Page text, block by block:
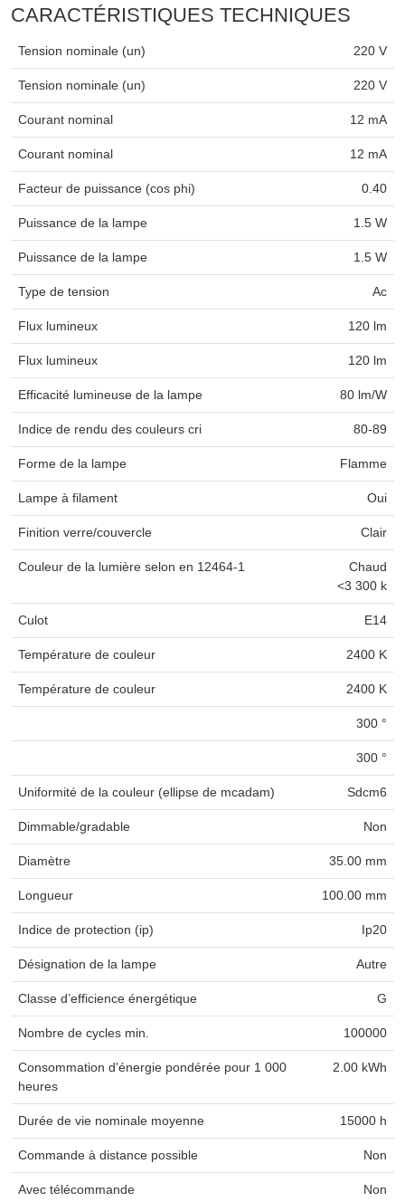
CARACTÉRISTIQUES TECHNIQUES
Tension nominale (un) 220 V
Tension nominale (un) 220 V
Courant nominal 12 mA
Courant nominal 12 mA
Facteur de puissance (cos phi) 0.40
Puissance de la lampe 1.5 W
Puissance de la lampe 1.5 W
Type de tension Ac
Flux lumineux 120 lm
Flux lumineux 120 lm
Efficacité lumineuse de la lampe 80 lm/W
Indice de rendu des couleurs cri 80-89
Forme de la lampe Flamme
Lampe à filament Oui
Finition verre/couvercle Clair
Couleur de la lumière selon en 12464-1
Chaud
<3 300 k
Culot E14
Température de couleur 2400 K
Température de couleur 2400 K
300 °
300 °
Uniformité de la couleur (ellipse de mcadam) Sdcm6
Dimmable/gradable Non
Diamètre 35.00 mm
Longueur 100.00 mm
Indice de protection (ip) Ip20
Désignation de la lampe Autre
Classe d’efficience énergétique G
Nombre de cycles min. 100000
Consommation d'énergie pondérée pour 1 000
heures
2.00 kWh
Durée de vie nominale moyenne 15000 h
Commande à distance possible Non
Avec télécommande Non